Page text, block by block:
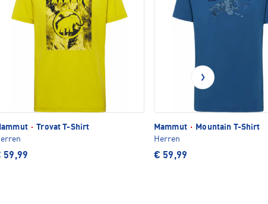
· Trovat T-Shirt
59,99
Mammut ·
Mountain T-Shirt
Herren
€ 59,99